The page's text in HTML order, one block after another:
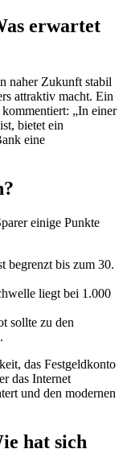
erwartet
naher Zukunft stabil
attraktiv macht. Ein
„In einer
bietet ein
eine
einige Punkte
begrenzt bis zum 30.
liegt bei 1.000
sollte zu den
das Festgeldkonto
das Internet
und den modernen
hat sich